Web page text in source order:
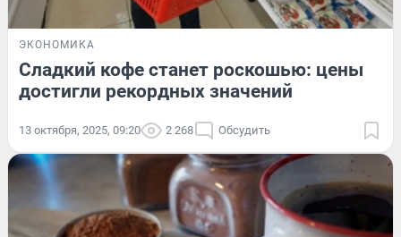
ЭКОНОМИКА
Сладкий кофе станет роскошью: цены
достигли рекордных значений
13 октября, 2025, 09:20 2 268 Обсудить